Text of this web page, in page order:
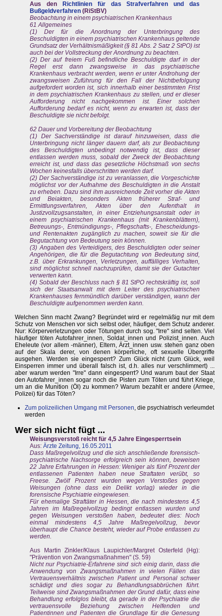
Aus den
Richtlinien für das Strafverfahren und das
Bußgeldverfahren (RiStBV)
Beobachtung in einem psychiatrischen Krankenhaus
61 Allgemeines
(1) Der für die Anordnung der Unterbringung des
Beschuldigten in einem psychiatrischen Krankenhaus geltende
Grundsatz der Verhältnismäßigkeit (§ 81 Abs. 2 Satz 2 StPO) ist
auch bei der Vollstreckung der Anordnung zu beachten.
(2) Der auf freiem Fuß befindliche Beschuldigte darf in der
Regel erst dann zwangsweise in das psychiatrische
Krankenhaus verbracht werden, wenn er unter Androhung der
zwangsweisen Zuführung für den Fall der Nichtbefolgung
aufgefordert worden ist, sich innerhalb einer bestimmten Frist
in dem psychiatrischen Krankenhaus zu stellen, und er dieser
Aufforderung nicht nachgekommen ist. Einer solchen
Aufforderung bedarf es nicht, wenn zu erwarten ist, dass der
Beschuldigte sie nicht befolgt.
62 Dauer und Vorbereitung der Beobachtung
(1) Der Sachverständige ist darauf hinzuweisen, dass die
Unterbringung nicht länger dauern darf, als zur Beobachtung
des Beschuldigten unbedingt notwendig ist, dass dieser
entlassen werden muss, sobald der Zweck der Beobachtung
erreicht ist, und dass das gesetzliche Höchstmaß von sechs
Wochen keinesfalls überschritten werden darf.
(2) Der Sachverständige ist zu veranlassen, die Vorgeschichte
möglichst vor der Aufnahme des Beschuldigten in die Anstalt
zu erheben. Dazu sind ihm ausreichende Zeit vorher die Akten
und Beiakten, besonders Akten früherer Straf- und
Ermittlungsverfahren, Akten über den Aufenthalt in
Justizvollzugsanstalten, in einer Entziehungsanstalt oder in
einem psychiatrischen Krankenhaus (mit Krankenblättern),
Betreuungs-, Entmündigungs-, Pflegschafts-, Ehescheidungs-
und Rentenakten zugänglich zu machen, soweit sie für die
Begutachtung von Bedeutung sein können.
(3) Angaben des Verteidigers, des Beschuldigten oder seiner
Angehörigen, die für die Begutachtung von Bedeutung sind,
z.B. über Erkrankungen, Verletzungen, auffälliges Verhalten,
sind möglichst schnell nachzuprüfen, damit sie der Gutachter
verwerten kann.
(4) Sobald der Beschluss nach § 81 StPO rechtskräftig ist, soll
sich der Staatsanwalt mit dem Leiter des psychiatrischen
Krankenhauses fernmündlich darüber verständigen, wann der
Beschuldigte aufgenommen werden kann.
Welchen Sinn macht Zwang? Begründet wird er regelmäßig nur mit dem
Schutz von Menschen vor sich selbst oder, häufiger, dem Schutz anderer.
Nur: Körperverletzungen oder Tötungen durch sog. "Irre" sind selten. Viel
häufiger töten Autofahrer_innen, Soldat_innen und Polizist_innen. Auch
Eheleute (vor allem -männer), Eltern, Ärzt_innen usw. stehen ganz oben
auf der Skala derer, von denen körperliche, oft sexuelle Übergriffe
ausgehen. Werden sie eingesperrt? Zum Glück nicht (zum Glück, weil
Einsperren immer und überall falsch ist, d.h. alles nur verschlimmert) ...
aber warum werden "Irre" dann eingesperrt? Und warum baut der Staat
den Autofahrer_innen sogar noch die Pisten zum Töten und führt Kriege,
um an die Munition (Öl) zu kommen? Warum bezahlt er andere (Armee,
Polizei) für das Töten?
Zum polizeilichen Umgang mit Personen, die psychiatrisch verleumdet
werden
Wer sich nicht fügt ...
Weisungsverstoß reicht für 4,5 Jahre Eingesperrtsein
Aus: Ärzte Zeitung, 16.05.2011
Dass Maßregelvollzug und die sich anschließende forensisch-
psychiatrische Nachsorge erfolgreich sein können, beweisen
22 Jahre Erfahrungen in Hessen: Weniger als fünf Prozent der
entlassenen Patienten haben neue Straftaten verübt, so
Freese. Zwölf Prozent wurden wegen Verstoßes gegen
Weisungen (ohne dass ein Delikt vorlag) wieder in die
forensische Psychiatrie eingewiesen.
Für ehemalige Straftäter in Hessen, die nach mindestens 4,5
Jahren im Maßregelvollzug bedingt entlassen wurden und
gegen Weisungen verstoßen haben, bedeutet dies: Noch
einmal mindestens 4,5 Jahre Maßregelvollzug, bevor
überhaupt die Chance besteht, wieder auf Probe entlassen zu
werden.
Aus Martin Zinkler/Klaus Laupichler/Margret Osterfeld (Hg):
"Prävention von Zwangsmaßnahmen" (S. 59)
Nicht nur Psychiatrie-Erfahrene sind sich einig darin, dass die
Anwendung von Zwangsmaßnahmen in vielen Fällen das
Vertrauensverhältnis zwischen Patient und Personal schwer
schädigt und dies sogar zu Behandlungsabbrüchen führt.
Teilweise sind Zwangsmaßnahmen der Grund dafür, dass eine
Behandlung erfolglos bleibt, da gerade in der Psychiatrie die
vertrauensvolle Beziehung zwischen Helfenden und
Patientinnen und Patienten die Grundlage für die Genesung